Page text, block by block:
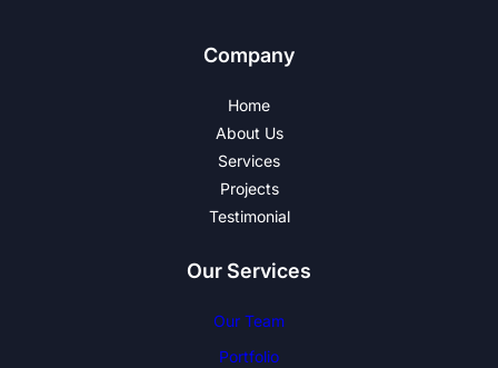
Company
Home
About Us
Services
Projects
Testimonial
Our Services
Our Team
Portfolio